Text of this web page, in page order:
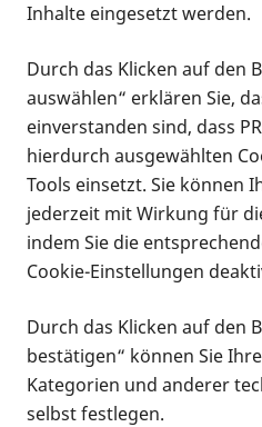
Infomaterial
Infomaterial
Vorlesen
Alle Infomaterialien in
Formaten an einem Ort
Inhalte eingesetzt werden.
Durch das Klicken auf den
auswählen“ erklären Sie,
einverstanden sind, dass
hierdurch ausgewählten
Tools einsetzt. Sie können
jederzeit mit Wirkung für
indem Sie die
Cookie-Einstellungen
Durch das Klicken auf den
bestätigen“ können Sie
Kategorien und anderer
selbst festlegen.